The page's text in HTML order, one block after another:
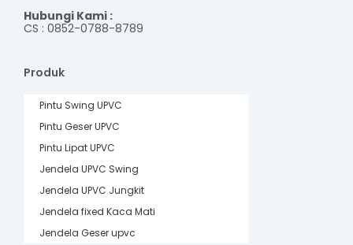
Hubungi Kami :
CS : 0852-0788-8789
Produk
Pintu Swing UPVC
Pintu Geser UPVC
Pintu Lipat UPVC
Jendela UPVC Swing
Jendela UPVC Jungkit
Jendela fixed Kaca Mati
Jendela Geser upvc